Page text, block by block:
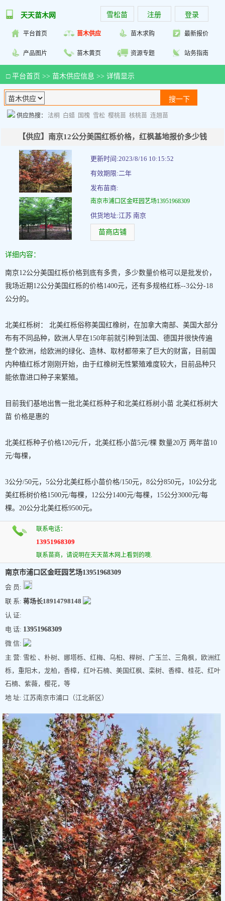
天天苗木网 雪松苗 注册 登录
平台首页 苗木供应 苗木求购 最新报价
产品图片 苗木黄页 资源专题 站务指南
□ 平台首页 >> 苗木供应信息 >> 详情显示
供应热搜： 法桐 白蜡 国槐 雪松 樱桃苗 核桃苗 连翘苗
【供应】南京12公分美国红栎价格，红枫基地报价多少钱
更新时间:2023/8/16 10:15:52
有效期限:二年
发布苗商:
南京市浦口区金旺园艺场13951968309
供货地址:江苏 南京
苗商店铺
详细内容：
南京12公分美国红栎价格到底有多贵，多少数量价格可以是批发价，
我场近期12公分美国红栎的价格1400元，还有多规格红栎--3公分-18
公分的。
北美红栎树： 北美红栎俗称美国红橡树，在加拿大南部、美国大部分
布有不同品种，欧洲人早在150年前就引种到法国、德国并很快传遍
整个欧洲，给欧洲的绿化、造林、取材都带来了巨大的财富，目前国
内种植红栎才刚刚开始，由于红橡树无性繁殖难度较大，目前品种只
能依靠进口种子来繁殖。
目前我们基地出售一批北美红栎种子和北美红栎树小苗 北美红栎树大
苗 价格是惠的
北美红栎种子价格120元/斤，北美红栎小苗5元/棵 数量20万 两年苗10
元/每棵，
3公分/50元，5公分北美红栎小苗价格/150元，8公分850元，10公分北
美红栎树价格1500元/每棵，12公分1400元/每棵，15公分3000元/每
棵。20公分北美红栎9500元。
联系电话：
13951968309
联系苗商，请说明在天天苗木网上看到的噢.
南京市浦口区金旺园艺场13951968309
会 员:
联 系: 蒋场长18914798148
认 证:
电 话: 13951968309
微 信:
主 营: 雪松 、朴树、娜塔栎、红梅、乌桕、榉树、广玉兰、三角枫，欧洲红
栎，重阳木，龙柏，香樟，红叶石楠、美国红枫、栾树、香樟、桂花、红叶
石楠、紫薇，樱花，等
地 址: 江苏南京市浦口（江北新区）